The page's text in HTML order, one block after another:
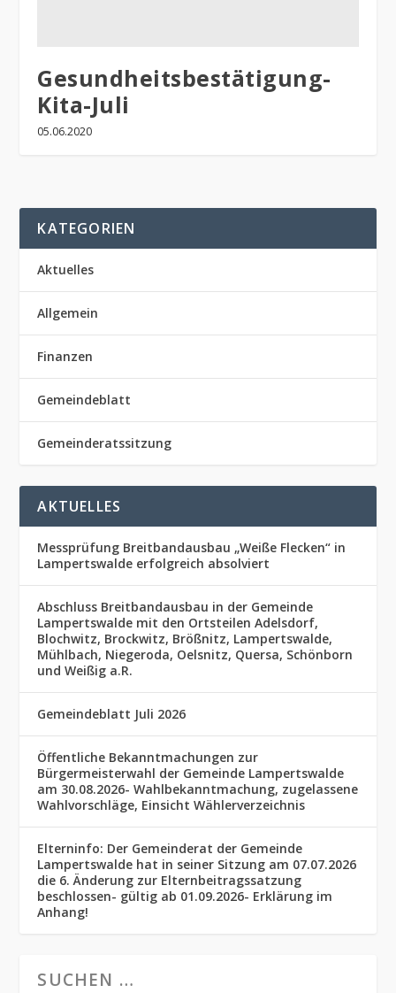
Gesundheitsbestätigung-
Kita-Juli
05.06.2020
KATEGORIEN
Aktuelles
Allgemein
Finanzen
Gemeindeblatt
Gemeinderatssitzung
AKTUELLES
Messprüfung Breitbandausbau „Weiße Flecken“ in
Lampertswalde erfolgreich absolviert
Abschluss Breitbandausbau in der Gemeinde
Lampertswalde mit den Ortsteilen Adelsdorf,
Blochwitz, Brockwitz, Brößnitz, Lampertswalde,
Mühlbach, Niegeroda, Oelsnitz, Quersa, Schönborn
und Weißig a.R.
Gemeindeblatt Juli 2026
Öffentliche Bekanntmachungen zur
Bürgermeisterwahl der Gemeinde Lampertswalde
am 30.08.2026- Wahlbekanntmachung, zugelassene
Wahlvorschläge, Einsicht Wählerverzeichnis
Elterninfo: Der Gemeinderat der Gemeinde
Lampertswalde hat in seiner Sitzung am 07.07.2026
die 6. Änderung zur Elternbeitragssatzung
beschlossen- gültig ab 01.09.2026- Erklärung im
Anhang!